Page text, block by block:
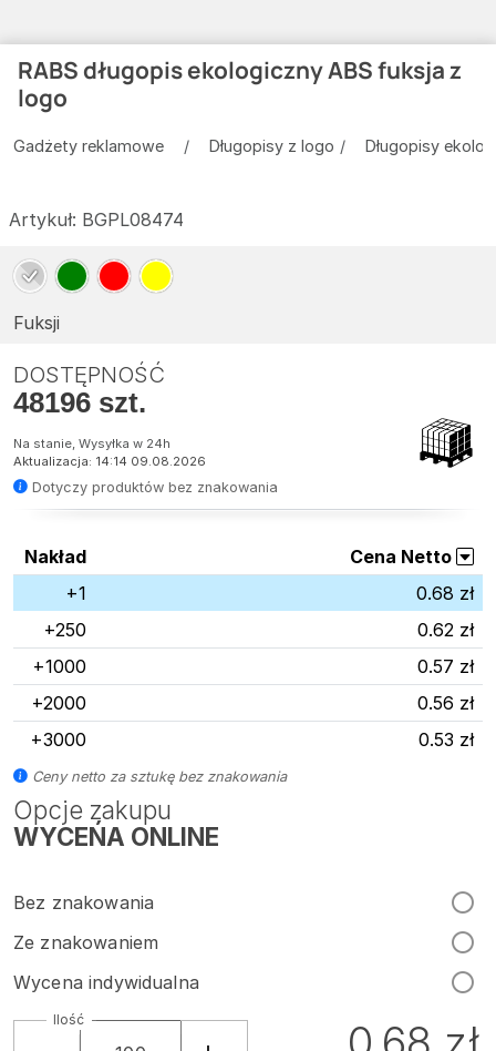
RABS długopis ekologiczny ABS fuksja z
logo
Gadżety reklamowe Długopisy z logo Długopisy
Artykuł: BGPL08474
Fuksji
DOSTĘPNOŚĆ
48196 szt.
Na stanie, Wysyłka w 24h
Aktualizacja: 14:14 09.08.2026
Dotyczy produktów bez znakowania
Opcje zakupu
WYCEŃA ONLINE
Bez znakowania
Ze znakowaniem
Wycena indywidualna
Nakład
Cena Netto
+1
0.68 zł
+250
0.62 zł
+1000
0.57 zł
+2000
0.56 zł
+3000
0.53 zł
Ceny netto za sztukę bez znakowania
Ilość